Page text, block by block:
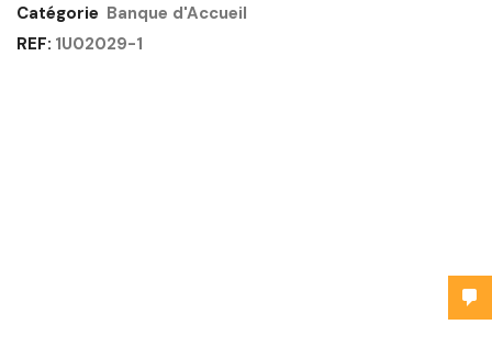
Catégorie Banque d'Accueil
REF: 1U02029-1